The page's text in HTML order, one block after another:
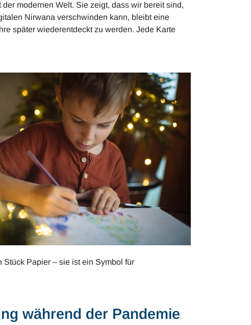
modernen Welt. Sie zeigt, dass wir bereit sind,
Nirwana verschwinden kann, bleibt eine
später wiederentdeckt zu werden. Jede Karte
Stück Papier – sie ist ein Symbol für
während der Pandemie